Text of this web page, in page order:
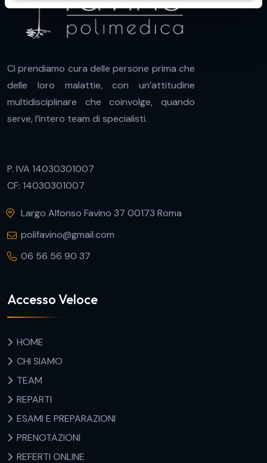
Ci prendiamo cura delle persone prima che
delle loro malattie, con un’attitudine
multidisciplinare che coinvolge, quando
serve, l’intero team di specialisti.
P. IVA 14030301007
CF: 14030301007
Largo Alfonso Favino 37 00173 Roma
polifavino@gmail.com
06 56 56 90 37
Accesso Veloce
HOME
CHI SIAMO
TEAM
REPARTI
ESAMI E PREPARAZIONI
PRENOTAZIONI
REFERTI ONLINE